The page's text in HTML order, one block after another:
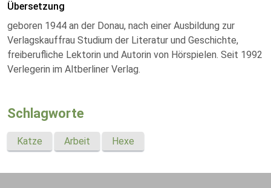
Übersetzung
geboren 1944 an der Donau, nach einer Ausbildung zur
Verlagskauffrau Studium der Literatur und Geschichte,
freiberufliche Lektorin und Autorin von Hörspielen. Seit 1992
Verlegerin im Altberliner Verlag.
Schlagworte
Katze Arbeit Hexe